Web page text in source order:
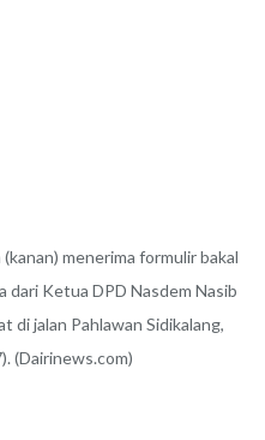
menerima formulir bakal
dari Ketua DPD Nasdem Nasib
di jalan Pahlawan Sidikalang,
(Dairinews.com)